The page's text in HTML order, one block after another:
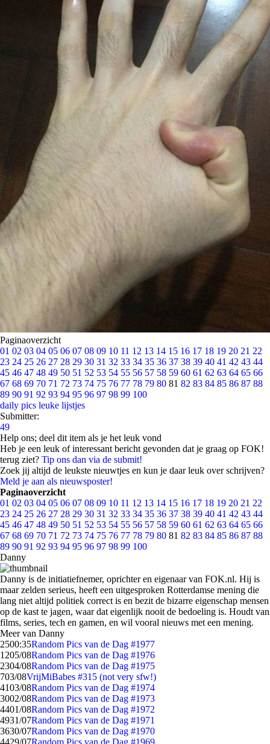
Paginaoverzicht
01 02 03 04 05 06 07 08 09 10 11 12 13 14 15 16 17 18 19 20 21 22
23 24 25 26 27 28 29 30 31 32 33 34 35 36 37 38 39 40 41 42 43 44
45 46 47 48 49 50 51 52 53 54 55 56 57 58 59 60 61 62 63 64 65 66
67 68 69 70 71 72 73 74 75 76 77 78 79 80 81 82 83 84 85 86 87 88
89 90 91 92 93 94 95 96 97 98 99 100
daily pics leuke lijstjes
Submitter:
49
Help ons; deel dit item als je het leuk vond
Heb je een leuk of interessant bericht gevonden dat je graag op FOK!
terug ziet? Tip ons dan via de submit!
Zoek jij altijd de leukste nieuwtjes en kun je daar leuk over schrijven?
Meld je aan als nieuwsposter!
Paginaoverzicht
01 02 03 04 05 06 07 08 09 10 11 12 13 14 15 16 17 18 19 20 21 22
23 24 25 26 27 28 29 30 31 32 33 34 35 36 37 38 39 40 41 42 43 44
45 46 47 48 49 50 51 52 53 54 55 56 57 58 59 60 61 62 63 64 65 66
67 68 69 70 71 72 73 74 75 76 77 78 79 80 81 82 83 84 85 86 87 88
89 90 91 92 93 94 95 96 97 98 99 100
Danny
Danny is de initiatiefnemer, oprichter en eigenaar van FOK.nl. Hij is
maar zelden serieus, heeft een uitgesproken Rotterdamse mening die
lang niet altijd politiek correct is en bezit de bizarre eigenschap mensen
op de kast te jagen, waar dat eigenlijk nooit de bedoeling is. Houdt van
films, series, tech en gamen, en wil vooral nieuws met een mening.
Meer van Danny
2500:35Random Pics van de Dag #1977
1205/08Random Pics van de Dag #1976
2304/08Random Pics van de Dag #1975
703/08VrijMiBabes #315 (not very sfw!)
4103/08Random Pics van de Dag #1974
3002/08Random Pics van de Dag #1973
4401/08Random Pics van de Dag #1972
4931/07Random Pics van de Dag #1971
3630/07Random Pics van de Dag #1970
4429/07Random Pics van de Dag #1969